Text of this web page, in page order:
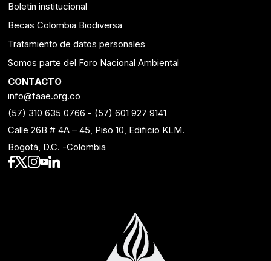
Boletín institucional
Becas Colombia Biodiversa
Tratamiento de datos personales
Somos parte del Foro Nacional Ambiental
CONTACTO
info@faae.org.co
(57) 310 635 0766 - (57) 601 927 9141
Calle 26B # 4A – 45, Piso 10, Edificio KLM.
Bogotá, D.C. -Colombia